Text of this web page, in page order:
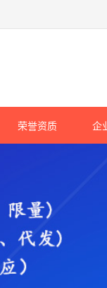
荣誉资质 企